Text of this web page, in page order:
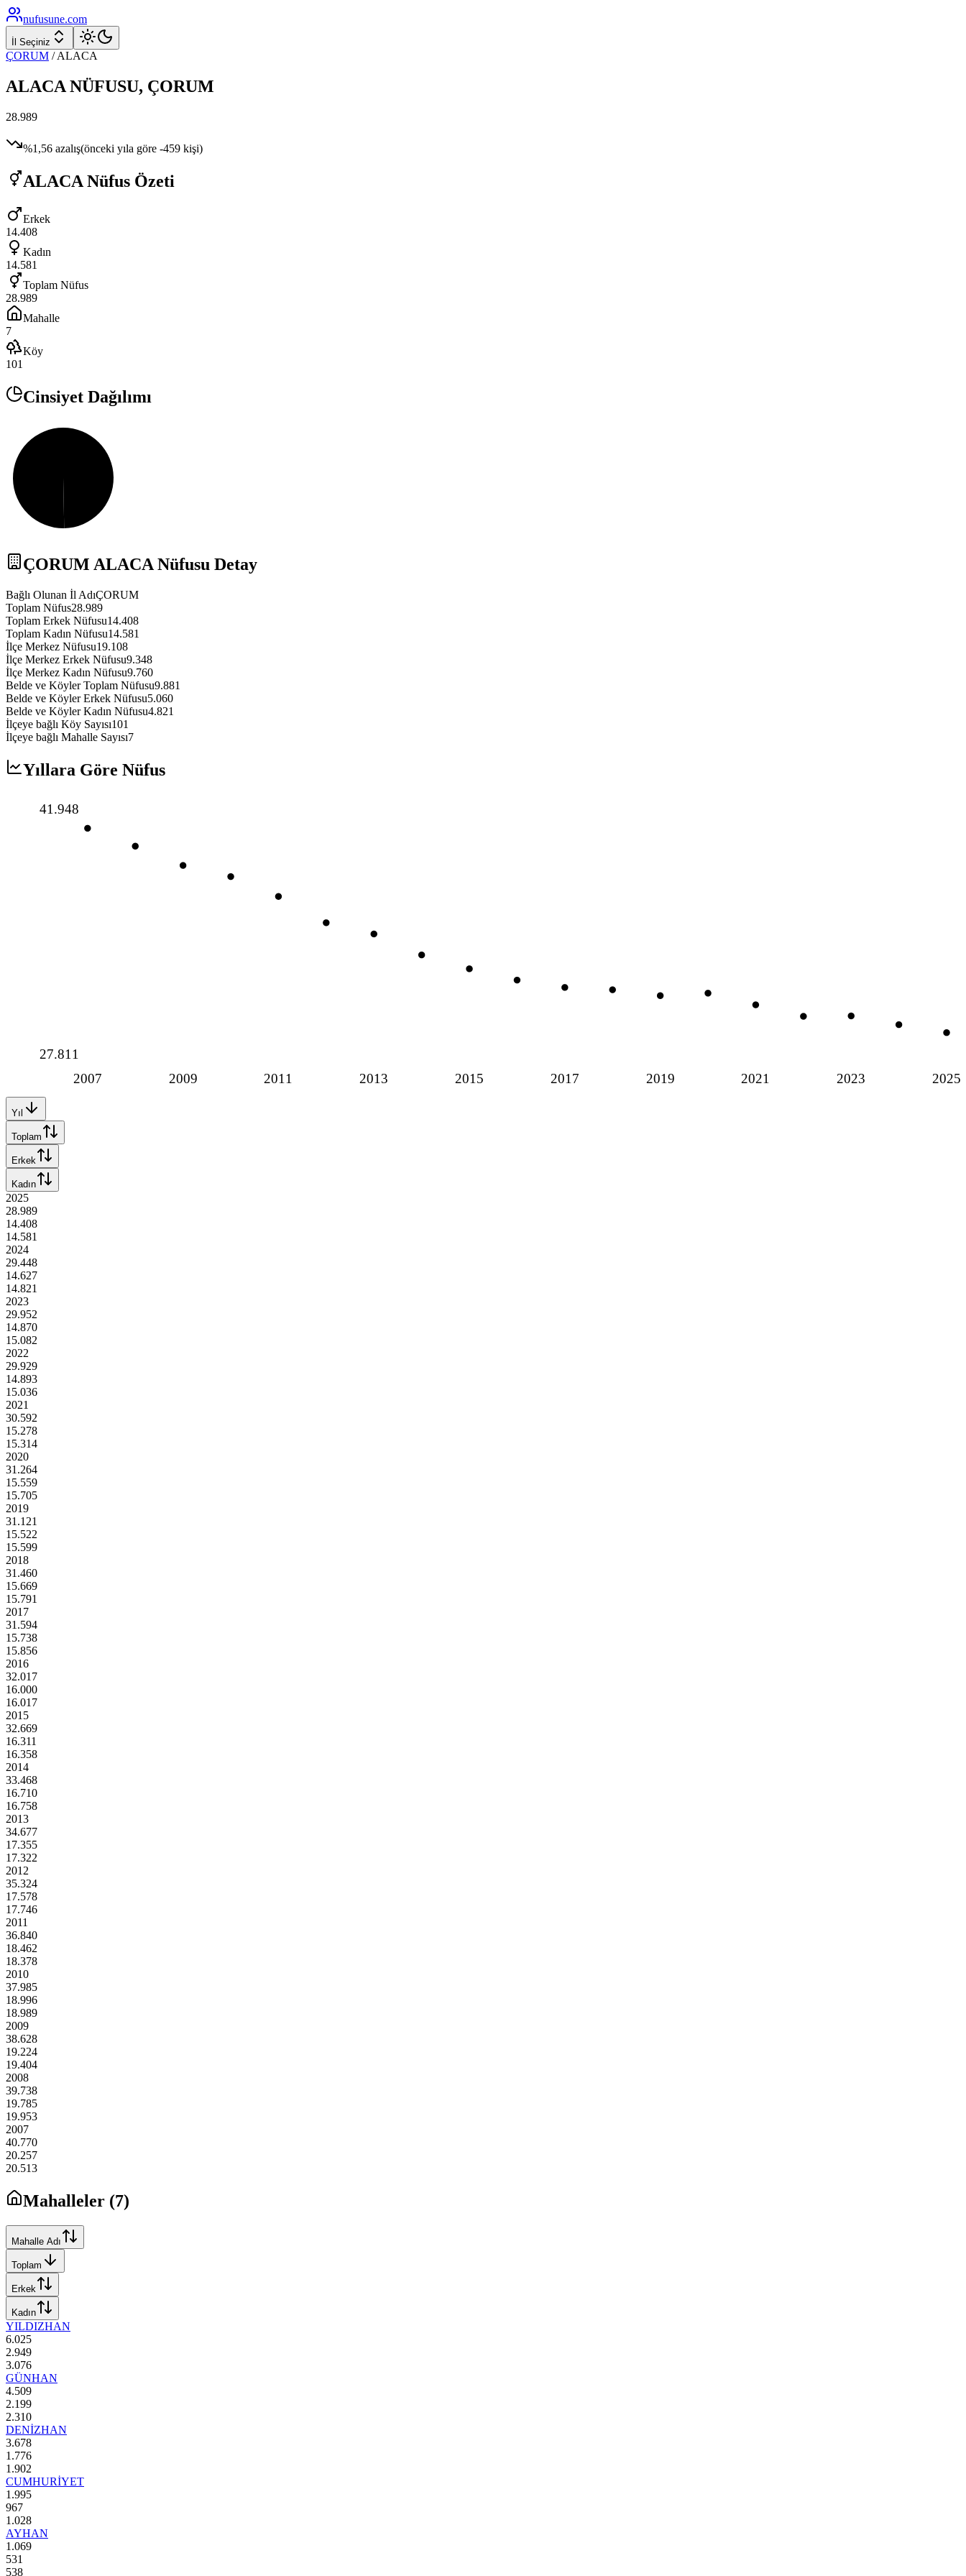
nufusune.com
İl Seçiniz
ÇORUM /ALACA
ALACA NÜFUSU, ÇORUM
28.989
%1,56 azalış(önceki yıla göre -459 kişi)
ALACA Nüfus Özeti
Erkek
14.408
Kadın
14.581
Toplam Nüfus
28.989
Mahalle
7
Köy
101
Cinsiyet Dağılımı
ÇORUM ALACANüfusu Detay
Bağlı Olunan İl AdıÇORUM
Toplam Nüfus28.989
Toplam Erkek Nüfusu14.408
Toplam Kadın Nüfusu14.581
İlçe Merkez Nüfusu19.108
İlçe Merkez Erkek Nüfusu9.348
İlçe Merkez Kadın Nüfusu9.760
Belde ve Köyler Toplam Nüfusu9.881
Belde ve Köyler Erkek Nüfusu5.060
Belde ve Köyler Kadın Nüfusu4.821
İlçeye bağlı Köy Sayısı101
İlçeye bağlı Mahalle Sayısı7
Yıllara Göre Nüfus
2007 2009 2011 2013 2015 2017 2019 2021 2023 2025
41.948
27.811
Yıl
Toplam
Erkek
Kadın
2025
28.989
14.408
14.581
2024
29.448
14.627
14.821
2023
29.952
14.870
15.082
2022
29.929
14.893
15.036
2021
30.592
15.278
15.314
2020
31.264
15.559
15.705
2019
31.121
15.522
15.599
2018
31.460
15.669
15.791
2017
31.594
15.738
15.856
2016
32.017
16.000
16.017
2015
32.669
16.311
16.358
2014
33.468
16.710
16.758
2013
34.677
17.355
17.322
2012
35.324
17.578
17.746
2011
36.840
18.462
18.378
2010
37.985
18.996
18.989
2009
38.628
19.224
19.404
2008
39.738
19.785
19.953
2007
40.770
20.257
20.513
Mahalleler (7)
Mahalle Adı
Toplam
Erkek
Kadın
YILDIZHAN
6.025
2.949
3.076
GÜNHAN
4.509
2.199
2.310
DENİZHAN
3.678
1.776
1.902
CUMHURİYET
1.995
967
1.028
AYHAN
1.069
531
538